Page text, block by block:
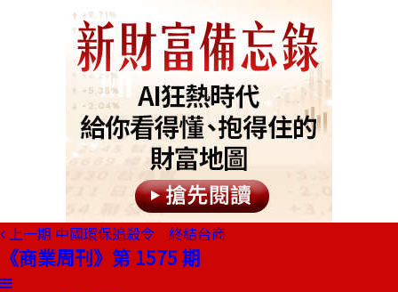
上一期 中國環保追殺令 終結台商
《商業周刊》第 1575 期